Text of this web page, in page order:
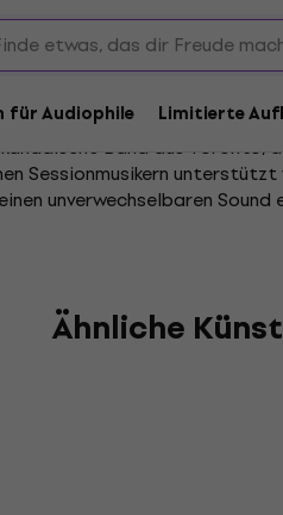
für Audiophile Limitierte
Band aus
Sessionmusikern
unverwechselbaren
Ähnliche